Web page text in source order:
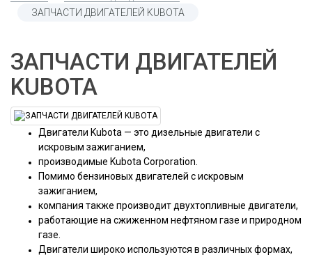
ЗАПЧАСТИ ДВИГАТЕЛЕЙ KUBOTA
ЗАПЧАСТИ ДВИГАТЕЛЕЙ
KUBOTA
Двигатели Kubota — это дизельные двигатели с
искровым зажиганием,
производимые Kubota Corporation.
Помимо бензиновых двигателей с искровым
зажиганием,
компания также производит двухтопливные двигатели,
работающие на сжиженном нефтяном газе и природном
газе.
Двигатели широко используются в различных формах,